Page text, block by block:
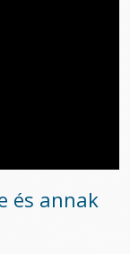
és annak